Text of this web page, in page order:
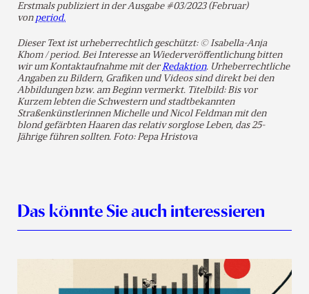
Erstmals publiziert in der Ausgabe #03/2023 (Februar)
von period.
Dieser Text ist urheberrechtlich geschützt: © Isabella-Anja
Khom / period. Bei Interesse an Wiederveröffentlichung bitten
wir um Kontaktaufnahme mit derRedaktion. Urheberrechtliche
Angaben zu Bildern, Grafiken und Videos sind direkt bei den
Abbildungen bzw. am Beginn vermerkt. Titelbild: Bis vor
Kurzem lebten die Schwestern und stadtbekannten
Straßenkünstlerinnen Michelle und Nicol Feldman mit den
blond gefärbten Haaren das relativ sorglose Leben, das 25-
Jährige führen sollten. Foto: Pepa Hristova
Das könnte Sie auch interessieren